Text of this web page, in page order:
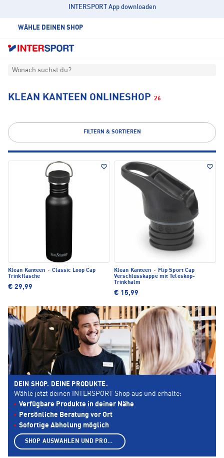
INTERSPORT App downloaden
WÄHLE DEINEN SHOP
Wonach suchst du?
KLEAN KANTEEN ONLINESHOP 26
FILTERN & SORTIEREN
Klean Kanteen · Classic Loop Cap
Trinkflasche
€ 29,99
Klean Kanteen ·
Flip Sport Cap
Verschlusskappe mit Teleskop-
Trinkhalm
€ 15,99
DEIN SHOP. DEINE PRODUKTE.
Wähle jetzt deinen INTERSPORT Shop aus und erhalte:
Verfügbare Produkte in deiner Nähe
Persönliche Beratung vor Ort
Sofortige Abholung möglich
SHOP AUSWÄHLEN UND PRODUKTE ANZEIGEN